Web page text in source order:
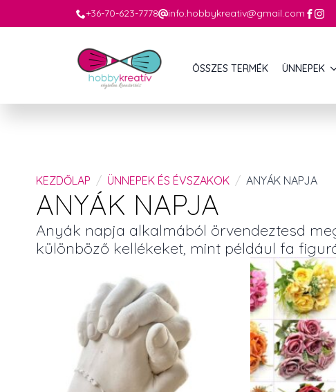
+36-70-623-7778 info.hobbykreativ@gmail.com
ÖSSZES TERMÉK ÜNNEPEK
KEZDŐLAP ÜNNEPEK ÉS ÉVSZAKOK ANYÁK NAPJA
ANYÁK NAPJA
Anyák napja alkalmából örvendeztesd
különböző kellékeket, mint például fa